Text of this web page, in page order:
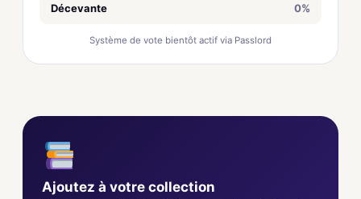
Décevante 0%
Système de vote bientôt actif via Passlord
Ajoutez à votre collection